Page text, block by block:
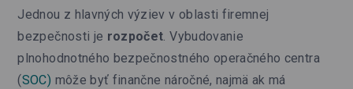
Jednou z hlavných výziev v oblasti firemnej
bezpečnosti je rozpočet. Vybudovanie
plnohodnotného bezpečnostného operačného centra
(SOC) môže byť finančne náročné, najmä ak má